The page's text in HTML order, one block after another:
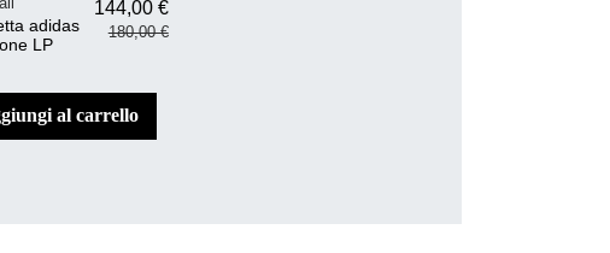
adidas
LP
144,00 €
180,00 €
al carrello